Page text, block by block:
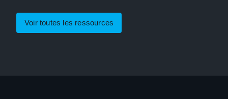
Voir toutes les ressources